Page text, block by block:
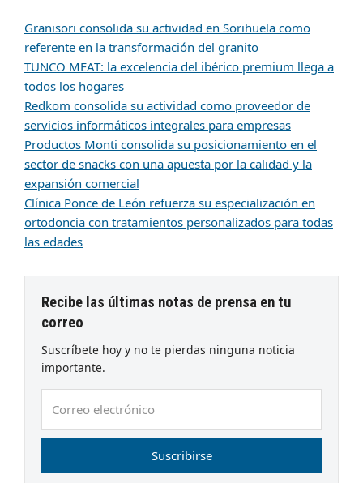
Granisori consolida su actividad en Sorihuela como
referente en la transformación del granito
TUNCO MEAT: la excelencia del ibérico premium llega a
todos los hogares
Redkom consolida su actividad como proveedor de
servicios informáticos integrales para empresas
Productos Monti consolida su posicionamiento en el
sector de snacks con una apuesta por la calidad y la
expansión comercial
Clínica Ponce de León refuerza su especialización en
ortodoncia con tratamientos personalizados para todas
las edades
Recibe las últimas notas de prensa en tu
correo
Suscríbete hoy y no te pierdas ninguna noticia
importante.
electrónico
Suscribirse